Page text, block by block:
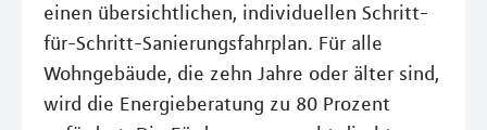
einen übersichtlichen, individuellen Schritt-
für-Schritt-Sanierungsfahrplan. Für alle
Wohngebäude, die zehn Jahre oder älter sind,
wird die Energieberatung zu 80 Prozent